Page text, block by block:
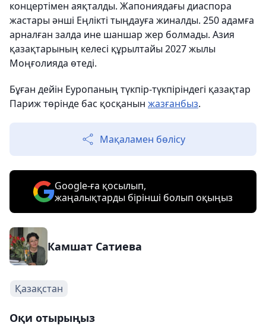
концертімен аяқталды. Жапониядағы диаспора
жастары әнші Еңлікті тыңдауға жиналды. 250 адамға
арналған залда ине шаншар жер болмады. Азия
қазақтарының келесі құрылтайы 2027 жылы
Моңғолияда өтеді.
Бұған дейін Еуропаның түкпір-түкпіріндегі қазақтар
Париж төрінде бас қосқанын жазғанбыз.
Мақаламен бөлісу
Google-ға қосылып,
жаңалықтарды бірінші болып оқыңыз
Камшат Сатиева
Қазақстан
Оқи отырыңыз